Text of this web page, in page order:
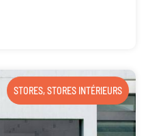
STORES,STORES INTÉRIEURS